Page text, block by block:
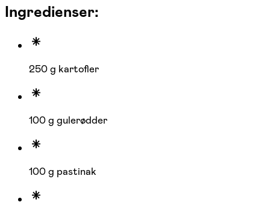
Ingredienser:
250 g kartofler
100 g gulerødder
100 g pastinak